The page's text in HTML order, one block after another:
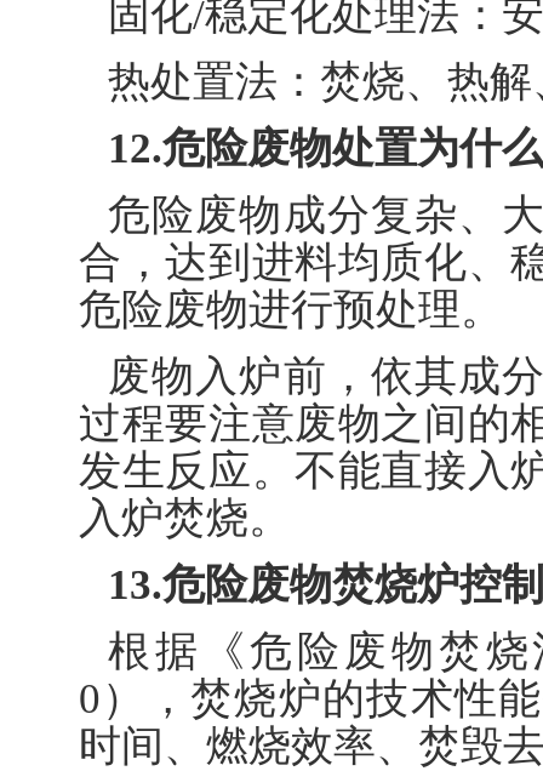
固化/稳定化处理法：
热处置法：焚烧、热
12.危险废物处置为什
危险废物成分复杂、
合，达到进料均质化、
危险废物进行预处理。
废物入炉前，依其成
过程要注意废物之间的
发生反应。不能直接入
入炉焚烧。
13.危险废物焚烧炉控
根据《危险废物焚烧
0），焚烧炉的技术性
时间、燃烧效率、焚毁